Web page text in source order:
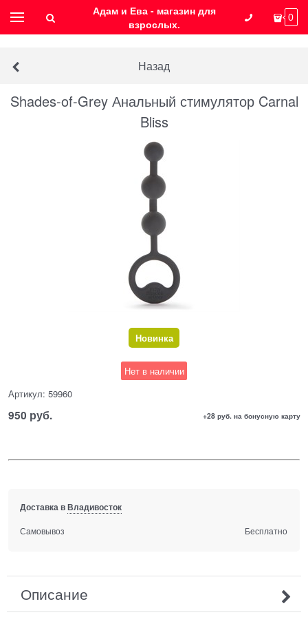
Адам и Ева - магазин для
взрослых.
0
Назад
Shades-of-Grey Анальный стимулятор Carnal
Bliss
Новинка
Нет в наличии
Артикул: 59960
950 руб. +28 руб. на бонусную карту
Доставка вВладивосток
Самовывоз Бесплатно
Описание